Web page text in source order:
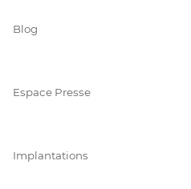
Blog
Espace Presse
Implantations